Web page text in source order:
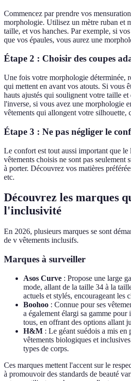
Commencez par prendre vos
morphologie. Utilisez un mètre ruban et
taille, et vos hanches. Par exemple, si
que vos épaules, vous aurez une
Étape 2 : Choisir des coupes
Une fois votre morphologie déterminée,
qui mettent en avant vos atouts. Si vous
hauts ajustés qui soulignent votre taille et
l'inverse, si vous avez une morphologie
vêtements qui allongent votre silhouette,
Étape 3 : Ne pas négliger le
Le confort est tout aussi important que
vêtements choisis ne sont pas seulement
à porter. Découvrez vos matières
etc.
Découvrez les marques
l'inclusivité
En 2026, plusieurs marques se sont
de v vêtements inclusifs.
Marques à surveiller
Asos Curve : Propose une large
mode, allant de la taille 34 à la
actuels et stylés, encourageant les
Boohoo : Connue pour ses
a également élargi sa gamme
tous, en offrant des options allant
H&M : Le géant suédois a mis en
vêtements biologiques et
types de corps.
Ces marques mettent l'accent sur le
à promouvoir des standards de beauté